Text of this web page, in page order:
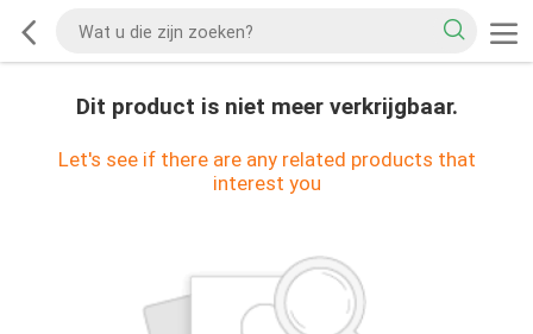
Dit product is niet meer verkrijgbaar.
Let's see if there are any related products that
interest you